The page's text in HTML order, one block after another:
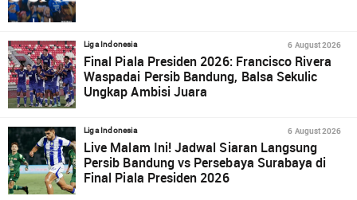
Liga Indonesia 6 August 2026
Final Piala Presiden 2026: Francisco Rivera
Waspadai Persib Bandung, Balsa Sekulic
Ungkap Ambisi Juara
Liga Indonesia 6 August 2026
Live Malam Ini! Jadwal Siaran Langsung
Persib Bandung vs Persebaya Surabaya di
Final Piala Presiden 2026